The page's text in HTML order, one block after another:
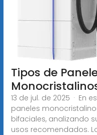
Tipos de
13 de jul. de 2025 · En
paneles
bifaciales, analizando
usos recomendados.